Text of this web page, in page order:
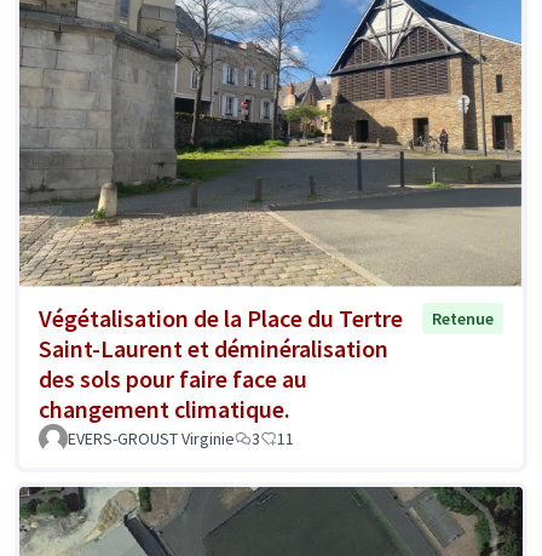
Végétalisation de la Place du Tertre
Saint-Laurent et déminéralisation
des sols pour faire face au
changement climatique.
Retenue
EVERS-GROUST Virginie 3 11